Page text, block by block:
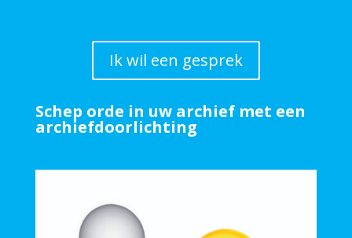
Ik wil een gesprek
Schep orde in uw archief met een
archiefdoorlichting